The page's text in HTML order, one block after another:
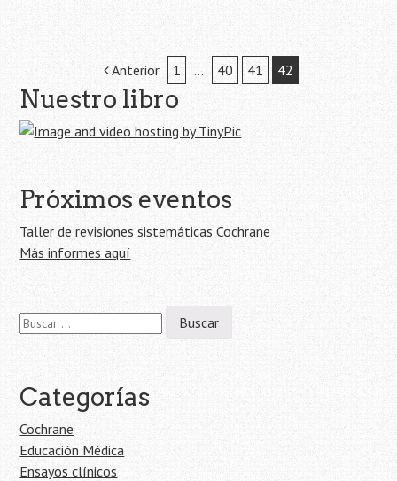
Navegación
de
la
entrada
Anterior 1 … 40 41 42
Nuestro libro
Próximos eventos
Taller de revisiones sistemáticas Cochrane
Más informes aquí
Buscar:
Categorías
Cochrane
Educación Médica
Ensayos clínicos